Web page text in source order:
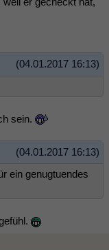
(04.01.2017 16:13)
sein.
(04.01.2017 16:13)
ein genugtuendes